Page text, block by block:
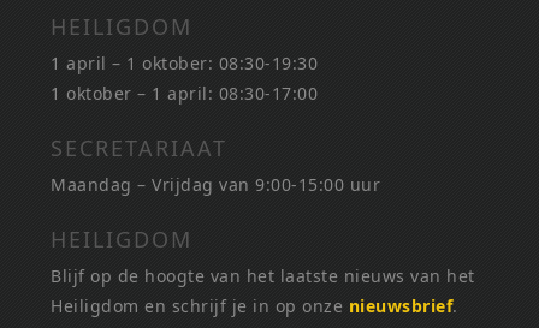
HEILIGDOM
1 april – 1 oktober: 08:30-19:30
1 oktober – 1 april: 08:30-17:00
SECRETARIAAT
Maandag – Vrijdag van 9:00-15:00 uur
HEILIGDOM
Blijf op de hoogte van het laatste nieuws van het
Heiligdom en schrijf je in op onze nieuwsbrief.